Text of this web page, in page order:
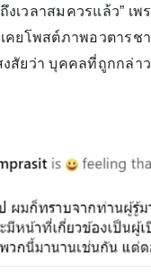
ถึงเวลาสมควรแล้ว”
คยโพสต์ภาพอวตาร
ยว่า บุคคลที่ถูกกล่า